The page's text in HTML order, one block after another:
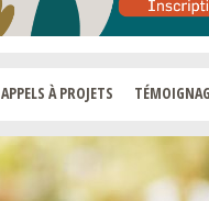
APPELS À PROJETS